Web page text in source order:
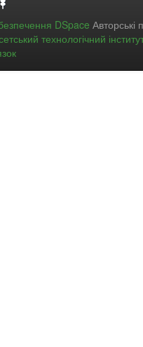
DSpace
технологічний